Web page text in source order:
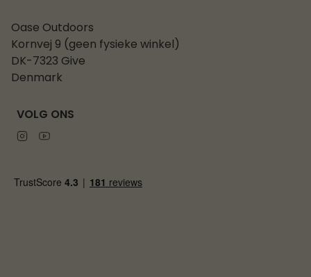
Oase Outdoors
Kornvej 9 (geen fysieke winkel)
DK-7323 Give
Denmark
VOLG ONS
Instagram
Youtube